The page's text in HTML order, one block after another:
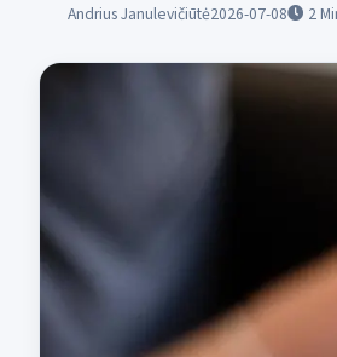
Andrius Janulevičiūtė2026-07-08 2